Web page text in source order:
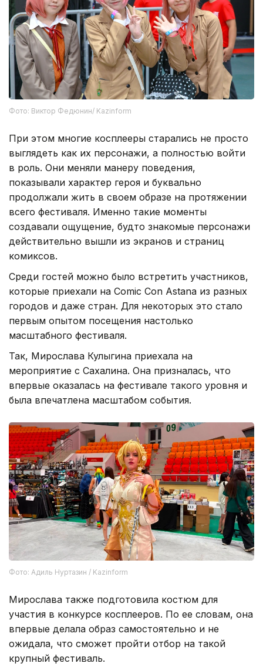
Фото: Виктор Федюнин/ Kazinform
При этом многие косплееры старались не просто
выглядеть как их персонажи, а полностью войти
в роль. Они меняли манеру поведения,
показывали характер героя и буквально
продолжали жить в своем образе на протяжении
всего фестиваля. Именно такие моменты
создавали ощущение, будто знакомые персонажи
действительно вышли из экранов и страниц
комиксов.
Среди гостей можно было встретить участников,
которые приехали на Comic Con Astana из разных
городов и даже стран. Для некоторых это стало
первым опытом посещения настолько
масштабного фестиваля.
Так, Мирослава Кулыгина приехала на
мероприятие с Сахалина. Она призналась, что
впервые оказалась на фестивале такого уровня и
была впечатлена масштабом события.
Фото: Адиль Нуртазин / Kazinform
Мирослава также подготовила костюм для
участия в конкурсе косплееров. По ее словам, она
впервые делала образ самостоятельно и не
ожидала, что сможет пройти отбор на такой
крупный фестиваль.